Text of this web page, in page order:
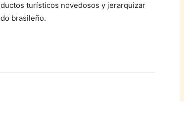
turísticos novedosos y jerarquizar
brasileño.